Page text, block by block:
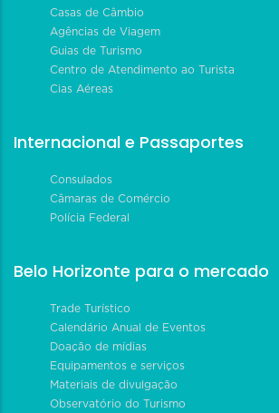
Casas de Câmbio
Agências de Viagem
Guias de Turismo
Centro de Atendimento ao Turista
Cias Aéreas
Internacional e Passaportes
Consulados
Câmaras de Comércio
Polícia Federal
Belo Horizonte para o mercado
Trade Turístico
Calendário Anual de Eventos
Doação de mídias
Equipamentos e serviços
Materiais de divulgação
Observatório do Turismo